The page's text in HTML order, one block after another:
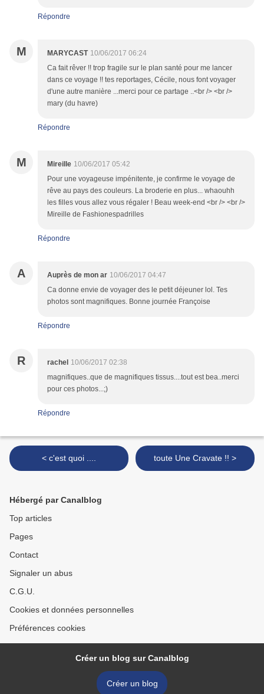
Répondre
M MARYCAST 10/06/2017 06:24
Ca fait rêver !! trop fragile sur le plan santé pour me lancer
dans ce voyage !! tes reportages, Cécile, nous font voyager
d'une autre manière ...merci pour ce partage ..<br /> <br />
mary (du havre)
Répondre
M Mireille 10/06/2017 05:42
Pour une voyageuse impénitente, je confirme le voyage de
rêve au pays des couleurs. La broderie en plus... whaouhh
les filles vous allez vous régaler ! Beau week-end <br /> <br />
Mireille de Fashionespadrilles
Répondre
A Auprès de mon ar 10/06/2017 04:47
Ca donne envie de voyager des le petit déjeuner lol. Tes
photos sont magnifiques. Bonne journée Françoise
Répondre
R rachel 10/06/2017 02:38
magnifiques..que de magnifiques tissus....tout est bea..merci
pour ces photos...;)
Répondre
< c'est quoi .... toute Une Cravate !! >
Hébergé par Canalblog
Top articles
Pages
Contact
Signaler un abus
C.G.U.
Cookies et données personnelles
Préférences cookies
Créer un blog sur Canalblog
Créer un blog